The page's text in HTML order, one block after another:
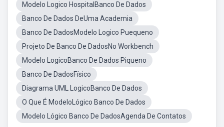
Modelo Logico HospitalBanco De Dados
Banco De Dados DeUma Academia
Banco De DadosModelo Logico Puequeno
Projeto De Banco De DadosNo Workbench
Modelo LogicoBanco De Dados Piqueno
Banco De DadosFísico
Diagrama UML LogicoBanco De Dados
O Que É ModeloLógico Banco De Dados
Modelo Lógico Banco De DadosAgenda De Contatos